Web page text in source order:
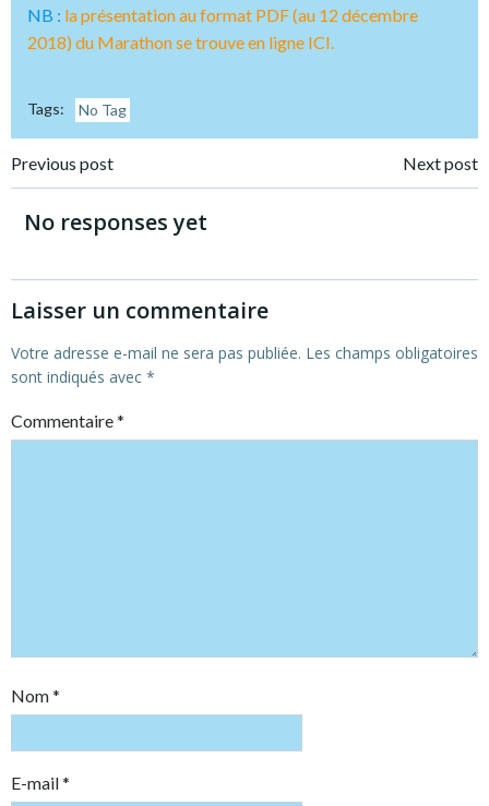
NB : la présentation au format PDF (au 12 décembre
2018) du Marathon se trouve en ligne ICI.
Tags: No Tag
Post
navigation
Previous post Next post
No responses yet
Laisser un commentaire
Votre adresse e-mail ne sera pas publiée. Les champs obligatoires
sont indiqués avec *
Commentaire*
Nom*
E-mail*